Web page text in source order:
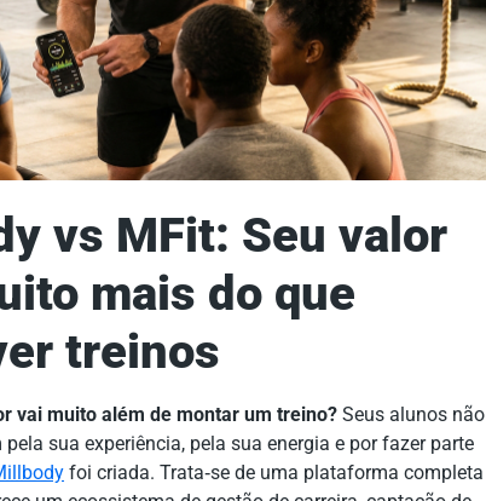
vs MFit: Seu valor
mais do que
treinos
vai muito além de montar um treino? Seus alunos não
sua experiência, pela sua energia e por fazer parte
foi criada. Trata‑se de uma plataforma completa